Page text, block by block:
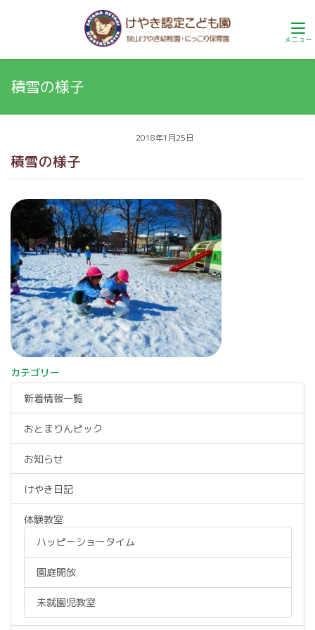
積雪の様子
2018年1月25日
積雪の様子
カテゴリー
新着情報一覧
おとまりんピック
お知らせ
けやき日記
体験教室
ハッピーショータイム
園庭開放
未就園児教室